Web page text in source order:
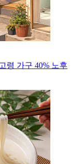
령 가구 40% 노후